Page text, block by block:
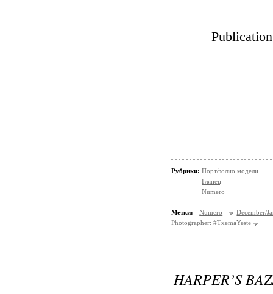
Рубрики: Портфолио модели
Глянец
Numero
Метки: Numero
December/
Photographer: #TxemaYeste
HARPER’S